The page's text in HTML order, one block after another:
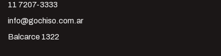
11 7207-3333
info@gochiso.com.ar
Balcarce 1322